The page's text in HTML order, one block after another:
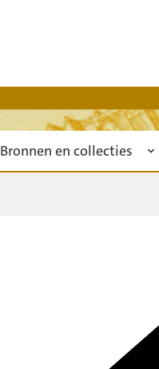
Bronnen en collecties